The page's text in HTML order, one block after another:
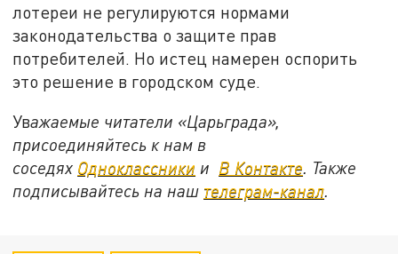
лотереи не регулируются нормами
законодательства о защите прав
потребителей. Но истец намерен оспорить
это решение в городском суде.
Уважаемые читатели «Царьграда»,
присоединяйтесь к нам в
соседях Одноклассники и В Контакте. Также
подписывайтесь на наш телеграм-канал.